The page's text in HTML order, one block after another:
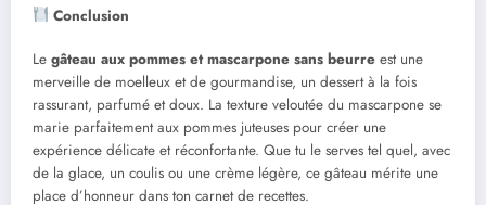
Conclusion
Le gâteau aux pommes et mascarpone sans beurre est une
merveille de moelleux et de gourmandise, un dessert à la fois
rassurant, parfumé et doux. La texture veloutée du mascarpone se
marie parfaitement aux pommes juteuses pour créer une
expérience délicate et réconfortante. Que tu le serves tel quel, avec
de la glace, un coulis ou une crème légère, ce gâteau mérite une
place d’honneur dans ton carnet de recettes.